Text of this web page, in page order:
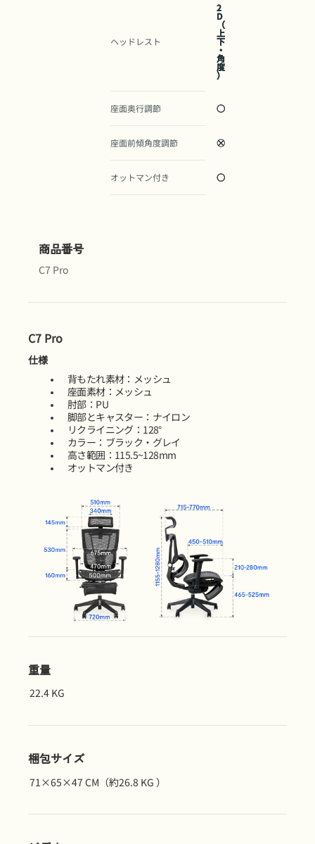
ヘッドレスト
2
D
（
上
下
・
角
度
）
2
D
（
上
下
・
角
度
）
座面奥行調節 ○
○
座面前傾角度調節 ○
×
オットマン付き ○
○
商品番号
C7 Pro
C7 Pro
仕様
背もたれ素材：メッシュ
座面素材：メッシュ
肘部：PU
脚部とキャスター：ナイロン
リクライニング：128°
カラー：ブラック・グレイ
高さ範囲：115.5~128mm
オットマン付き
重量
22.4 KG
梱包サイズ
71×65×47 CM（約26.8 KG ）